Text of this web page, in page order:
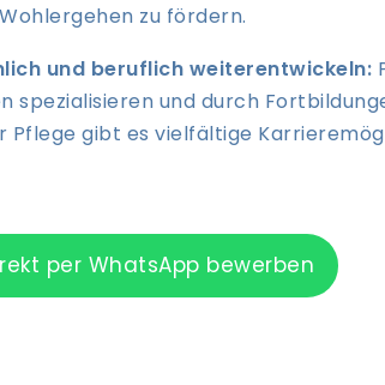
zu fördern.
und beruflich weiterentwickeln:
spezialisieren und durch
Pflege gibt es vielfältige
per WhatsApp bewerben